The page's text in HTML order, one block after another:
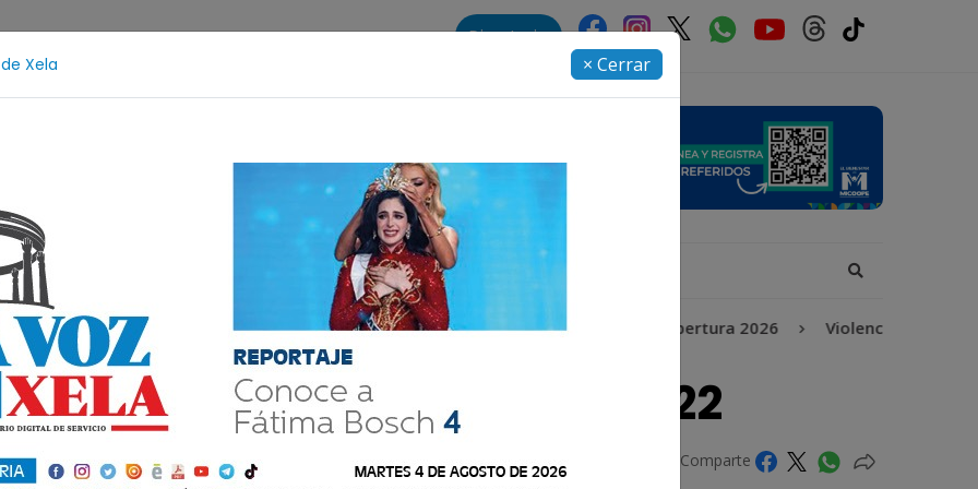
Xela × Cerrar
Directorio
La Voz de Xela Sports Contáctanos LA VOZ 25
Desaparecida Alerta Isabel-Claudina Inmigración Torneo Apertura 2026 Violencia intrafamiliar
del viernes 3 de julio | #2422
Comparte